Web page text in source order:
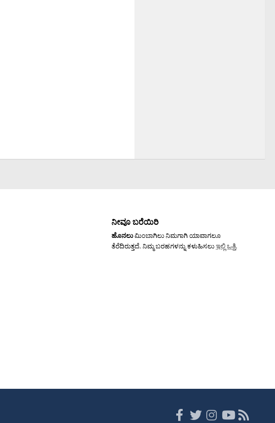
ನೀವೂ ಬರೆಯಿರಿ
ಹೊನಲುಮಿಂಬಾಗಿಲು ನಿಮಗಾಗಿ ಯಾವಾಗಲೂ
ತೆರೆದಿರುತ್ತದೆ. ನಿಮ್ಮ ಬರಹಗಳನ್ನು ಕಳುಹಿಸಲುಇಲ್ಲಿ ಒತ್ತಿ.